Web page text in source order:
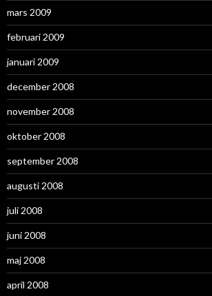
mars 2009
februari 2009
januari 2009
december 2008
november 2008
oktober 2008
september 2008
augusti 2008
juli 2008
juni 2008
maj 2008
april 2008